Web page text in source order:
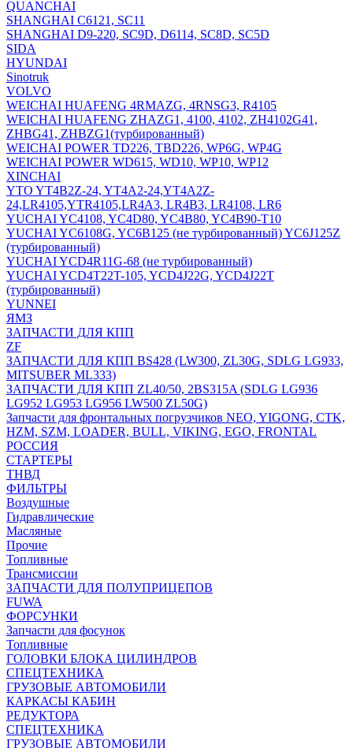
QUANCHAI
SHANGHAI C6121, SC11
SHANGHAI D9-220, SC9D, D6114, SC8D, SC5D
SIDA
HYUNDAI
Sinotruk
VOLVO
WEICHAI HUAFENG 4RMAZG, 4RNSG3, R4105
WEICHAI HUAFENG ZHAZG1, 4100, 4102, ZH4102G41,
ZHBG41, ZHBZG1(турбированный)
WEICHAI POWER TD226, TBD226, WP6G, WP4G
WEICHAI POWER WD615, WD10, WP10, WP12
XINCHAI
YTO YT4B2Z-24, YT4A2-24,YT4A2Z-
24,LR4105,YTR4105,LR4A3, LR4B3, LR4108, LR6
YUCHAI YC4108, YC4D80, YC4B80, YC4B90-T10
YUCHAI YC6108G, YC6B125 (не турбированный) YC6J125Z
(турбированный)
YUCHAI YCD4R11G-68 (не турбированный)
YUCHAI YCD4T22T-105, YCD4J22G, YCD4J22T
(турбированный)
YUNNEI
ЯМЗ
ЗАПЧАСТИ ДЛЯ КПП
ZF
ЗАПЧАСТИ ДЛЯ КПП BS428 (LW300, ZL30G, SDLG LG933,
MITSUBER ML333)
ЗАПЧАСТИ ДЛЯ КПП ZL40/50, 2BS315A (SDLG LG936
LG952 LG953 LG956 LW500 ZL50G)
Запчасти для фронтальных погрузчиков NEO, YIGONG, CTK,
HZM, SZM, LOADER, BULL, VIKING, EGO, FRONTAL
РОССИЯ
СТАРТЕРЫ
ТНВД
ФИЛЬТРЫ
Воздушные
Гидравлические
Масляные
Прочие
Топливные
Трансмиссии
ЗАПЧАСТИ ДЛЯ ПОЛУПРИЦЕПОВ
FUWA
ФОРСУНКИ
Запчасти для фосунок
Топливные
ГОЛОВКИ БЛОКА ЦИЛИНДРОВ
СПЕЦТЕХНИКА
ГРУЗОВЫЕ АВТОМОБИЛИ
КАРКАСЫ КАБИН
РЕДУКТОРА
СПЕЦТЕХНИКА
ГРУЗОВЫЕ АВТОМОБИЛИ